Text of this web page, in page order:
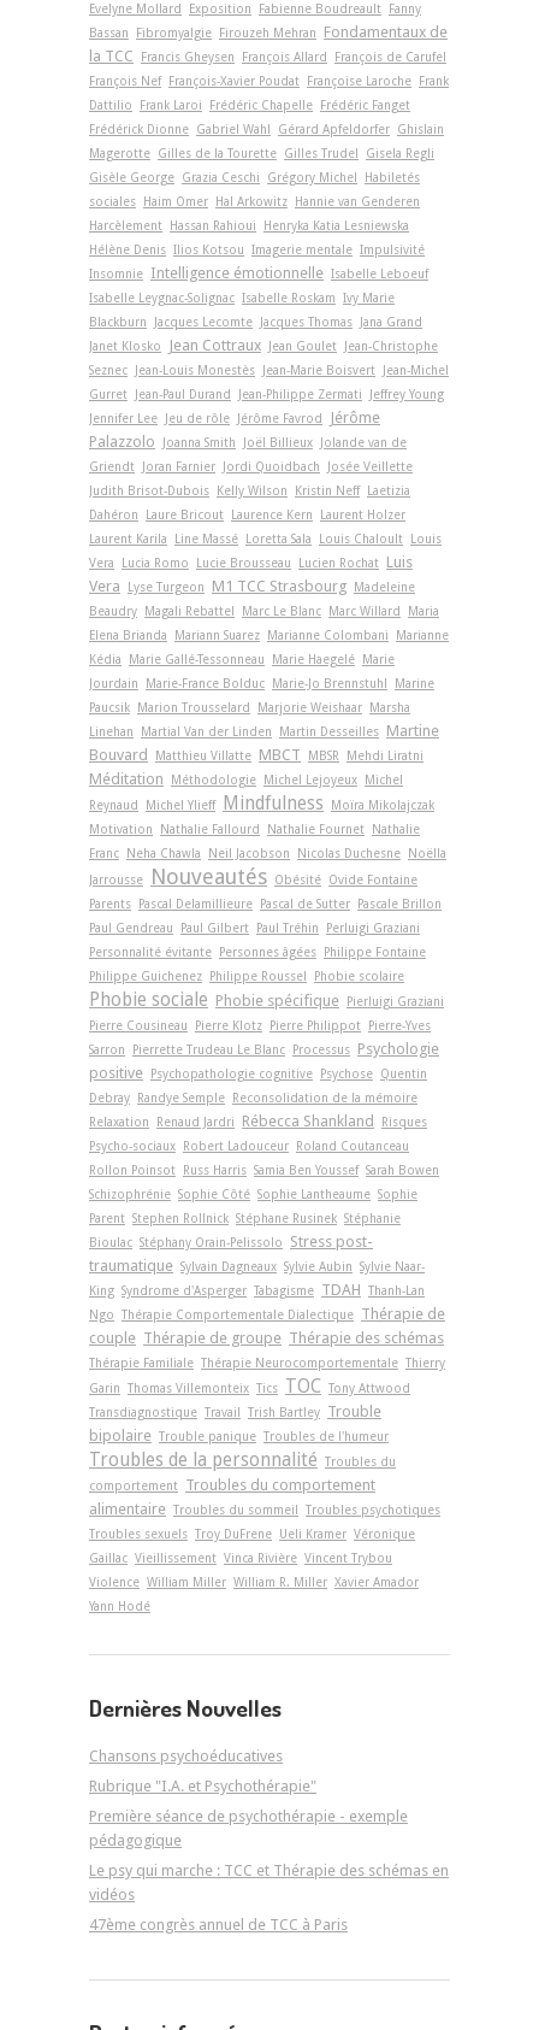
Evelyne Mollard
Exposition Fabienne Boudreault
Fanny
Bassan
Fibromyalgie Firouzeh Mehran
Fondamentaux de
la TCC
Francis Gheysen François Allard
François de Carufel
François Nef
François-Xavier Poudat Françoise Laroche
Frank
Dattilio
Frank Laroi Frédéric Chapelle
Frédéric Fanget
Frédérick Dionne Gabriel Wahl Gérard Apfeldorfer Ghislain
Magerotte Gilles de la Tourette Gilles Trudel
Gisela Regli
Gisèle George Grazia Ceschi Grégory Michel
Habiletés
sociales
Haim Omer Hal Arkowitz
Hannie van Genderen
Harcèlement
Hassan Rahioui
Henryka Katia Lesniewska
Hélène Denis Ilios Kotsou Imagerie mentale Impulsivité
Insomnie Intelligence émotionnelle Isabelle Leboeuf
Isabelle Leygnac-Solignac Isabelle Roskam Ivy Marie
Blackburn
Jacques Lecomte Jacques Thomas
Jana Grand
Janet Klosko
Jean Cottraux Jean Goulet
Jean-Christophe
Seznec
Jean-Louis Monestès Jean-Marie Boisvert
Jean-Michel
Gurret
Jean-Paul Durand Jean-Philippe Zermati
Jeffrey Young
Jennifer Lee
Jeu de rôle Jérôme Favrod
Jérôme
Palazzolo
Joanna Smith Joël Billieux
Jolande van de
Griendt
Joran Farnier Jordi Quoidbach
Josée Veillette
Judith Brisot-Dubois
Kelly Wilson Kristin Neff
Laetizia
Dahéron
Laure Bricout Laurence Kern
Laurent Holzer
Laurent Karila
Line Massé Loretta Sala Louis Chaloult
Louis
Vera
Lucia Romo Lucie Brousseau Lucien Rochat Luis
Vera
Lyse Turgeon M1 TCC Strasbourg
Madeleine
Beaudry
Magali Rebattel Marc Le Blanc Marc Willard
Maria
Elena Brianda
Mariann Suarez Marianne Colombani
Marianne
Kédia
Marie Gallé-Tessonneau Marie Haegelé
Marie
Jourdain
Marie-France Bolduc Marie-Jo Brennstuhl
Marine
Paucsik
Marion Trousselard Marjorie Weishaar
Marsha
Linehan
Martial Van der Linden Martin Desseilles Martine
Bouvard
Matthieu Villatte MBCT MBSR Mehdi Liratni
Méditation Méthodologie Michel Lejoyeux
Michel
Reynaud
Michel Ylieff Mindfulness
Moïra Mikolajczak
Motivation
Nathalie Fallourd Nathalie Fournet
Nathalie
Franc
Neha Chawla Neil Jacobson Nicolas Duchesne
Noëlla
Jarrousse
Nouveautés Obésité Ovide Fontaine
Parents
Pascal Delamillieure Pascal de Sutter
Pascale Brillon
Paul Gendreau
Paul Gilbert Paul Tréhin
Perluigi Graziani
Personnalité évitante
Personnes âgées
Philippe Fontaine
Philippe Guichenez
Philippe Roussel Phobie scolaire
Phobie sociale Phobie spécifique
Pierluigi Graziani
Pierre Cousineau
Pierre Klotz Pierre Philippot
Pierre-Yves
Sarron
Pierrette Trudeau Le Blanc Processus Psychologie
positive
Psychopathologie cognitive Psychose Quentin
Debray
Randye Semple
Reconsolidation de la mémoire
Relaxation
Renaud Jardri Rébecca Shankland
Risques
Psycho-sociaux
Robert Ladouceur
Roland Coutanceau
Rollon Poinsot
Russ Harris Samia Ben Youssef Sarah Bowen
Schizophrénie Sophie Côté Sophie Lantheaume Sophie
Parent Stephen Rollnick Stéphane Rusinek Stéphanie
Bioulac Stéphany Orain-Pelissolo
Stress post-
traumatique Sylvain Dagneaux Sylvie Aubin Sylvie Naar-
King Syndrome d'Asperger Tabagisme TDAH Thanh-Lan
Ngo Thérapie Comportementale Dialectique Thérapie de
couple Thérapie de groupe Thérapie des schémas
Thérapie Familiale Thérapie Neurocomportementale Thierry
Garin Thomas Villemonteix Tics TOC Tony Attwood
Transdiagnostique Travail Trish Bartley Trouble
bipolaire Trouble panique Troubles de l'humeur
Troubles de la personnalité Troubles du
comportement Troubles du comportement
alimentaire Troubles du sommeil
Troubles psychotiques
Troubles sexuels Troy DuFrene Ueli Kramer Véronique
Gaillac Vieillissement Vinca Rivière Vincent Trybou
Violence William Miller William R. Miller Xavier Amador
Yann Hodé
Dernières Nouvelles
Chansons psychoéducatives
Rubrique "I.A. et Psychothérapie"
Première séance de psychothérapie - exemple
pédagogique
Le psy qui marche : TCC et Thérapie des schémas en
vidéos
47ème congrès annuel de TCC à Paris